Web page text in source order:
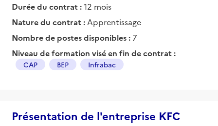
Durée du contrat :12 mois
Nature du contrat : Apprentissage
Nombre de postes disponibles : 7
Niveau de formation visé en fin de contrat :
CAP BEP Infrabac
Présentation de l'entreprise KFC